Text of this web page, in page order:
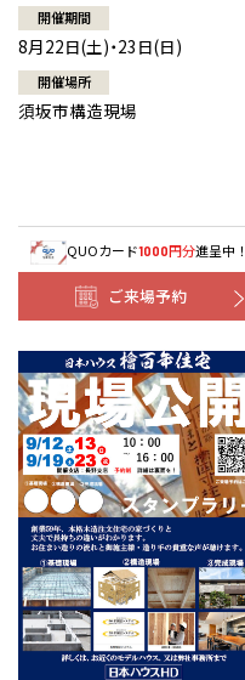
開催期間
8月22日(土)・23日(日)
開催場所
須坂市構造現場
QUOカード1000円分進呈中！
ご来場予約